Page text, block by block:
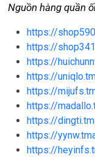
Nguồn hàng quần
https://
https://
https://
https://
https://
https://
https://
https://
https://